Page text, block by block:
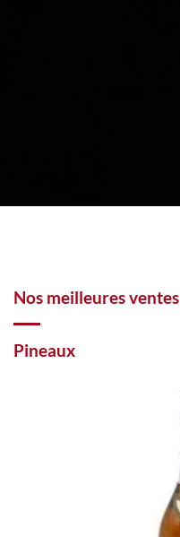
Nos meilleures ventes
Pineaux